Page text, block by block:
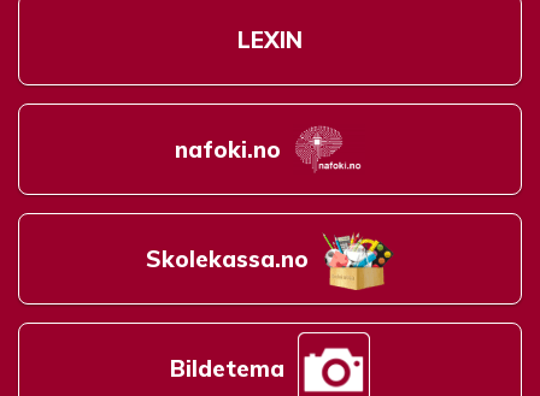
LEXIN
nafoki.no
Skolekassa.no
Bildetema